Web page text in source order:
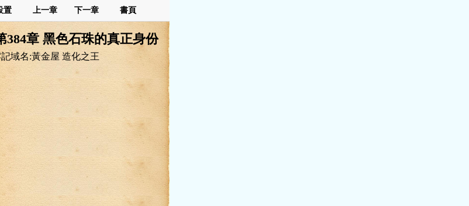
置 上一章 下一章 書頁
384章 黑色石珠的真正身份
域名:黃金屋 造化之王